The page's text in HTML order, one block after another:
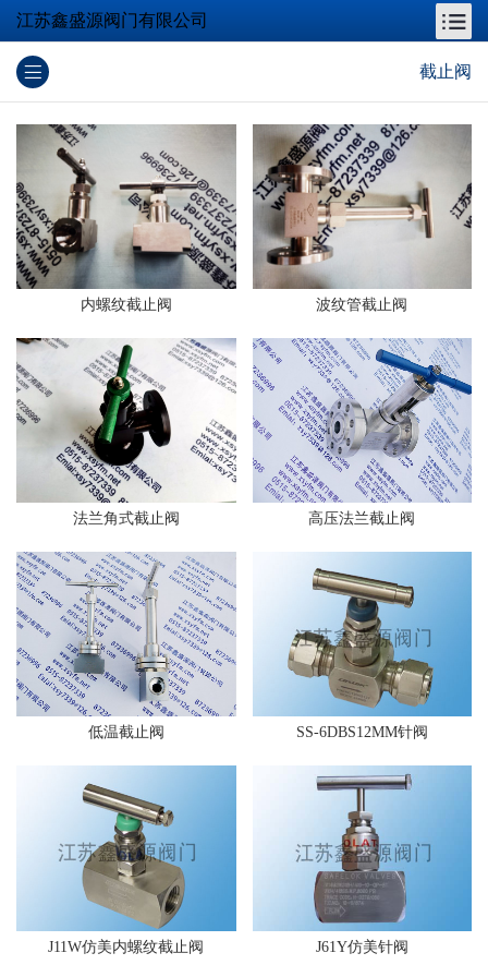
江苏鑫盛源阀门有限公司
截止阀
内螺纹截止阀 波纹管截止阀
法兰角式截止阀 高压法兰截止阀
低温截止阀 SS-6DBS12MM针阀
J11W仿美内螺纹截止阀 J61Y仿美针阀